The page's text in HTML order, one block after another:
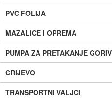
PVC FOLIJA
MAZALICE I OPREMA
PUMPA ZA PRETAKANJE GORIV
CRIJEVO
TRANSPORTNI VALJCI